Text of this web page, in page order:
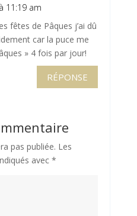
11:19 am
fêtes de Pâques j’ai dû
car la puce me
» 4 fois par jour!
RÉPONSE
pas publiée. Les
avec *